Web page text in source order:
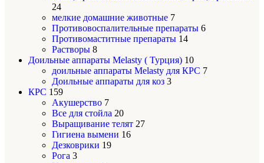
24
мелкие домашние животные 7
Противовоспалительные препараты 6
Противомаститные препараты 14
Растворы 8
Доильные аппараты Melasty ( Турция) 10
доильные аппараты Melasty для КРС 7
Доильные аппараты для коз 3
КРС 159
Акушерство 7
Все для стойла 20
Выращивание телят 27
Гигиена вымени 16
Дезковрики 19
Рога 3